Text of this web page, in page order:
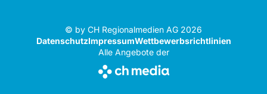
© by CH Regionalmedien AG 2026
DatenschutzImpressumWettbewerbsrichtlinien
Alle Angebote der